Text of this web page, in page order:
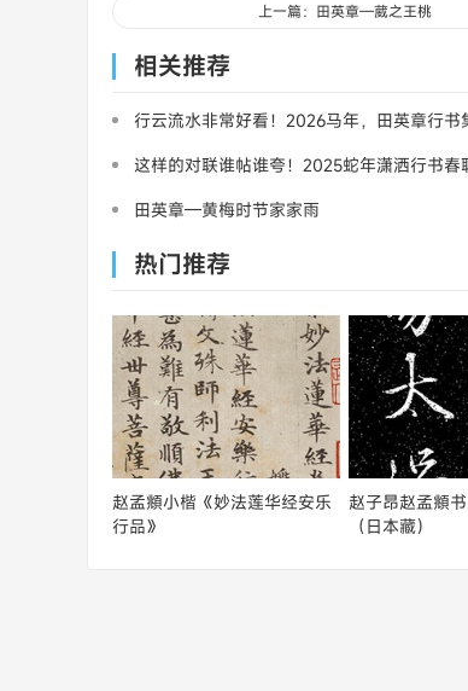
上一篇：田英章—葳之王桃
相关推荐
行云流水非常好看！2026马年，田英章行书
这样的对联谁帖谁夸！2025蛇年潇洒行书春
田英章—黄梅时节家家雨
热门推荐
赵孟頫小楷《妙法莲华经安乐
行品》
赵子昂赵孟頫
（日本藏）